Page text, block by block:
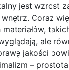
jest wzrost
Coraz
ale
jakości
–